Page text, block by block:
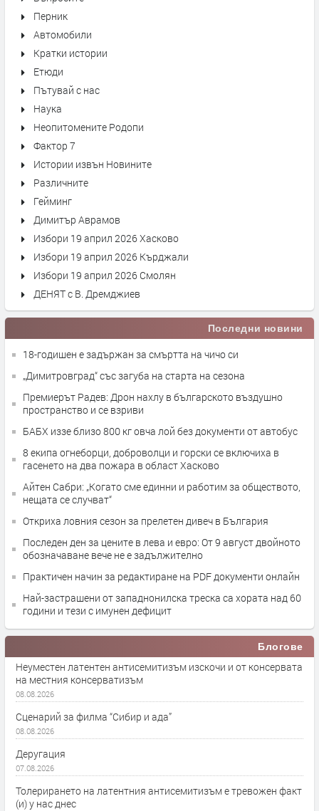
Перник
Автомобили
Кратки истории
Етюди
Пътувай с нас
Наука
Неопитомените Родопи
Фактор 7
Истории извън Новините
Различните
Гейминг
Димитър Аврамов
Избори 19 април 2026 Хасково
Избори 19 април 2026 Кърджали
Избори 19 април 2026 Смолян
ДЕНЯТ с В. Дремджиев
Последни новини
18-годишен е задържан за смъртта на чичо си
„Димитровград“ със загуба на старта на сезона
Премиерът Радев: Дрон нахлу в българското въздушно
пространство и се взриви
БАБХ иззе близо 800 кг овча лой без документи от автобус
8 екипа огнеборци, доброволци и горски се включиха в
гасенето на два пожара в област Хасково
Айтен Сабри: „Когато сме единни и работим за обществото,
нещата се случват“
Откриха ловния сезон за прелетен дивеч в България
Последен ден за цените в лева и евро: От 9 август двойното
обозначаване вече не е задължително
Практичен начин за редактиране на PDF документи онлайн
Най-застрашени от западнонилска треска са хората над 60
години и тези с имунен дефицит
Блогове
Неуместен латентен антисемитизъм изскочи и от консервата
на местния консерватизъм
08.08.2026
Сценарий за филма “Сибир и ада”
08.08.2026
Деругация
07.08.2026
Толерирането на латентния антисемитизъм е тревожен факт
(и) у нас днес